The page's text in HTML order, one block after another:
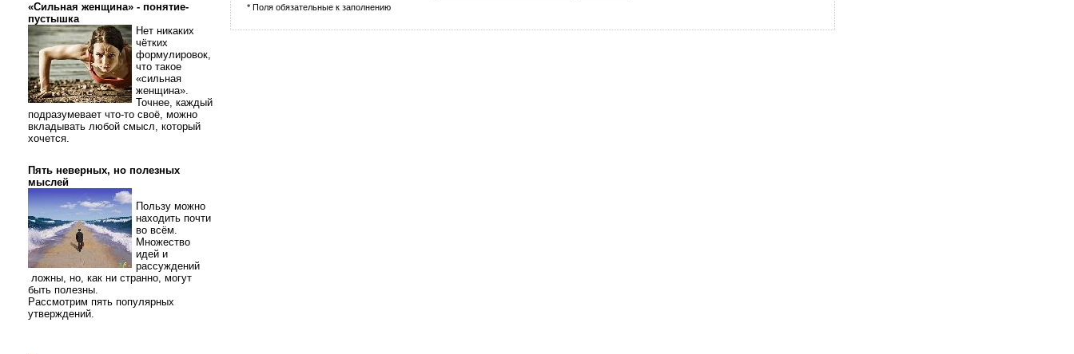
«Сильная женщина» - понятие-
пустышка
Нет никаких
чётких
формулировок,
что такое
«сильная
женщина».
Точнее, каждый
подразумевает что-то своё, можно
вкладывать любой смысл, который
хочется.
Пять неверных, но полезных
мыслей
Пользу можно
находить почти
во всём.
Множество
идей и
рассуждений
ложны, но, как ни странно, могут
быть полезны.
Рассмотрим пять популярных
утверждений.
* Поля обязательные к заполнению